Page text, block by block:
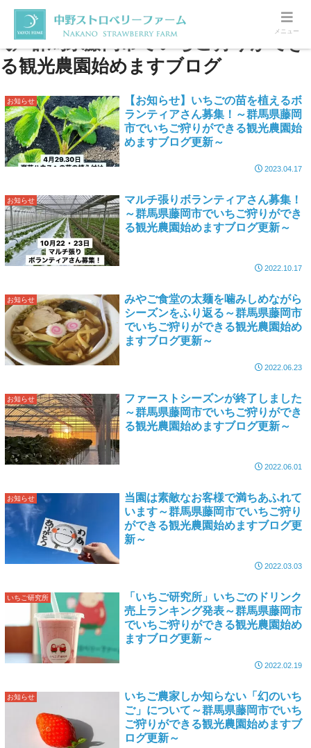
群馬県藤岡市でいちご狩りができ
る観光農園始めますブログ
お知らせ
【お知らせ】いちごの苗を植えるボ
ランティアさん募集！～群馬県藤岡
市でいちご狩りができる観光農園始
めますブログ更新～
2023.04.17
お知らせ
マルチ張りボランティアさん募集！
～群馬県藤岡市でいちご狩りができ
る観光農園始めますブログ更新～
2022.10.17
お知らせ
みやご食堂の太麺を噛みしめながら
シーズンをふり返る～群馬県藤岡市
でいちご狩りができる観光農園始め
ますブログ更新～
2022.06.23
お知らせ
ファーストシーズンが終了しました
～群馬県藤岡市でいちご狩りができ
る観光農園始めますブログ更新～
2022.06.01
お知らせ
当園は素敵なお客様で満ちあふれて
います～群馬県藤岡市でいちご狩り
ができる観光農園始めますブログ更
新～
2022.03.03
いちご研究所
「いちご研究所」いちごのドリンク
売上ランキング発表～群馬県藤岡市
でいちご狩りができる観光農園始め
ますブログ更新～
2022.02.19
お知らせ
いちご農家しか知らない「幻のいち
ご」について～群馬県藤岡市でいち
ご狩りができる観光農園始めますブ
ログ更新～
メニュー